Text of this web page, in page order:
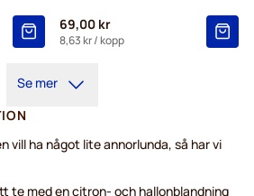
69,00 kr
8,63 kr/ kopp
Se mer
vill ha något lite annorlunda, så har vi
te med en citron- och hallonblandning